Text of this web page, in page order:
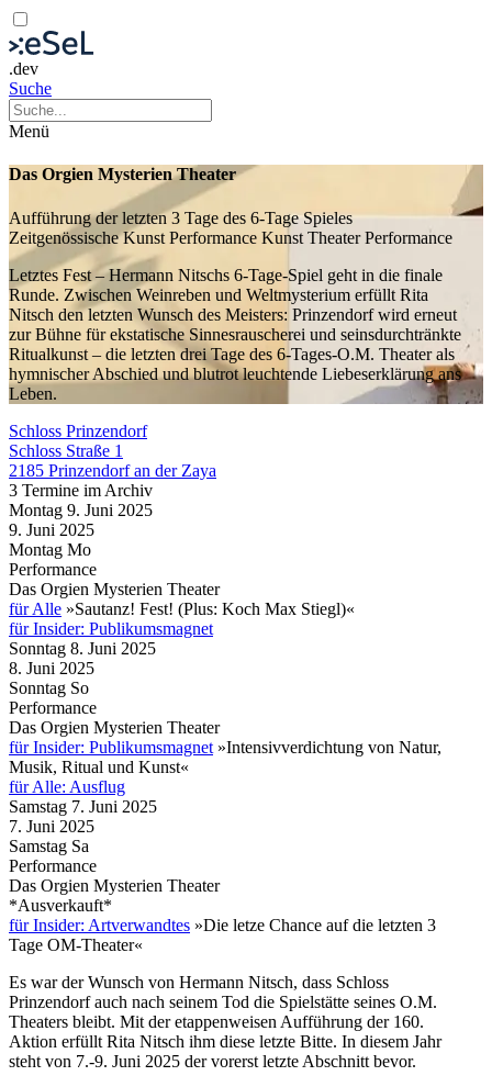
.dev
Suche
Menü
Das Orgien Mysterien Theater
Aufführung der letzten 3 Tage des 6-Tage Spieles
Zeitgenössische Kunst Performance Kunst TheaterPerformance
Letztes Fest – Hermann Nitschs 6-Tage-Spiel geht in die finale
Runde. Zwischen Weinreben und Weltmysterium erfüllt Rita
Nitsch den letzten Wunsch des Meisters: Prinzendorf wird erneut
zur Bühne für ekstatische Sinnesrauscherei und seinsdurchtränkte
Ritualkunst – die letzten drei Tage des 6-Tages-O.M. Theater als
hymnischer Abschied und blutrot leuchtende Liebeserklärung ans
Leben.
Schloss Prinzendorf
Schloss Straße 1
2185 Prinzendorf an der Zaya
3 Termine im Archiv
Montag 9. Juni 2025
9. Juni 2025
Montag Mo
Performance
Das Orgien Mysterien Theater
für Alle »Sautanz! Fest! (Plus: Koch Max Stiegl)«
für Insider: Publikumsmagnet
Sonntag 8. Juni 2025
8. Juni 2025
Sonntag So
Performance
Das Orgien Mysterien Theater
für Insider: Publikumsmagnet »Intensivverdichtung von Natur,
Musik, Ritual und Kunst«
für Alle: Ausflug
Samstag 7. Juni 2025
7. Juni 2025
Samstag Sa
Performance
Das Orgien Mysterien Theater
*Ausverkauft*
für Insider: Artverwandtes »Die letze Chance auf die letzten 3
Tage OM-Theater«
Es war der Wunsch von Hermann Nitsch, dass Schloss
Prinzendorf auch nach seinem Tod die Spielstätte seines O.M.
Theaters bleibt. Mit der etappenweisen Aufführung der 160.
Aktion erfüllt Rita Nitsch ihm diese letzte Bitte. In diesem Jahr
steht von 7.-9. Juni 2025 der vorerst letzte Abschnitt bevor.